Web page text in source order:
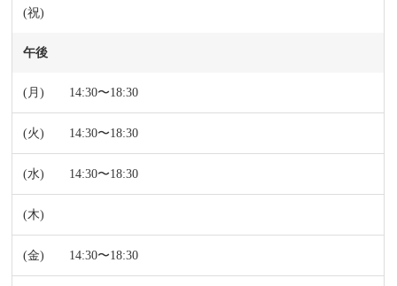
午後
14:30〜18:30
14:30〜18:30
14:30〜18:30
14:30〜18:30